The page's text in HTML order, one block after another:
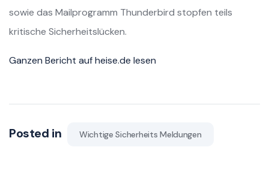
sowie das Mailprogramm Thunderbird stopfen teils
kritische Sicherheitslücken.
Ganzen Bericht auf heise.de lesen
Posted in Wichtige Sicherheits Meldungen